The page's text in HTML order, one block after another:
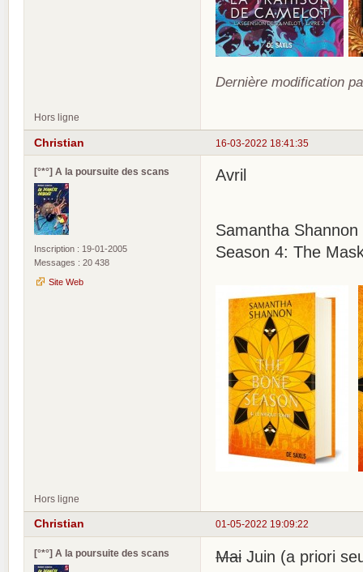
Dernière modification
Hors ligne
16-03-2022 18:41:35
Christian
[°*°] A la poursuite des scans
Inscription : 19-01-2005
Messages : 20 438
Site Web
Avril
Samantha
Season 4: The
Hors ligne
01-05-2022 19:09:22
Christian
[°*°] A la poursuite des scans Mai Juin (a priori